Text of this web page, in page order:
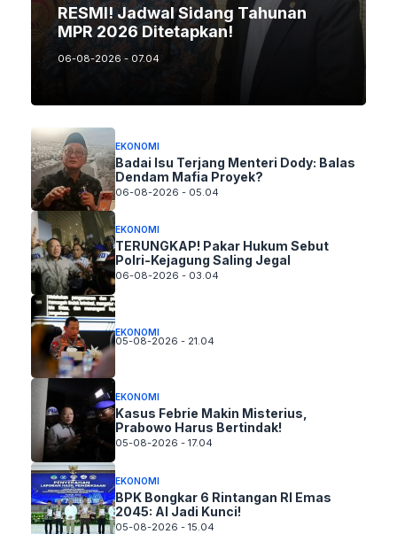
RESMI! Jadwal Sidang Tahunan
MPR 2026 Ditetapkan!
06-08-2026 - 07.04
EKONOMI
Badai Isu Terjang Menteri Dody: Balas
Dendam Mafia Proyek?
06-08-2026 - 05.04
EKONOMI
TERUNGKAP! Pakar Hukum Sebut
Polri-Kejagung Saling Jegal
06-08-2026 - 03.04
EKONOMI
05-08-2026 - 21.04
EKONOMI
Kasus Febrie Makin Misterius,
Prabowo Harus Bertindak!
05-08-2026 - 17.04
EKONOMI
BPK Bongkar 6 Rintangan RI Emas
2045: AI Jadi Kunci!
05-08-2026 - 15.04